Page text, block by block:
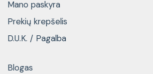
Mano paskyra
Prekių krepšelis
D.U.K. / Pagalba
Blogas